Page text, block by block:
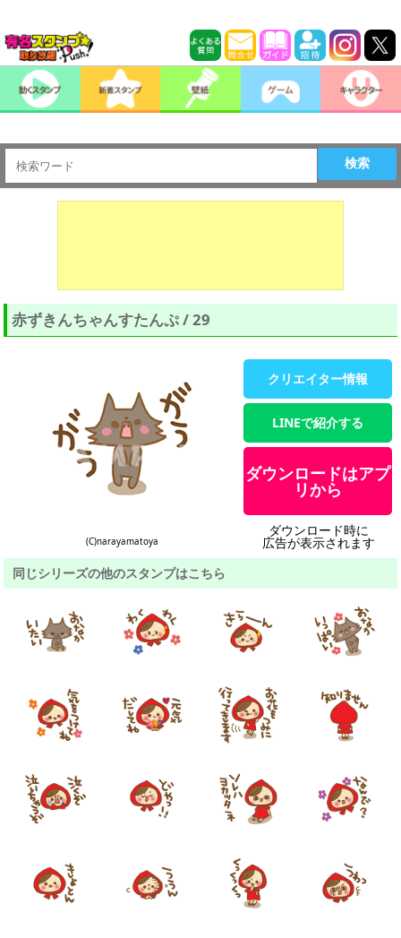
検索
赤ずきんちゃんすたんぷ / 29
(C)narayamatoya
クリエイター情報
LINEで紹介する
ダウンロードはアプ
リから
ダウンロード時に
広告が表示されます
同じシリーズの他のスタンプはこちら